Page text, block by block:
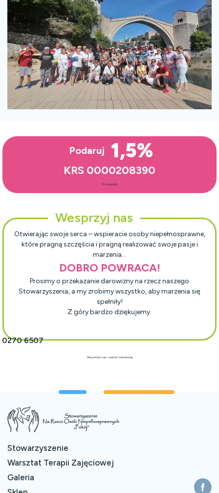
Podaruj 1,5%
KRS 0000208390
Szczegóły
Wesprzyj nas
Otwierając swoje serca – wspieracie osoby niepełnosprawne,
które pragną szczęścia i pragną realizować swoje pasje i
marzenia…
DOBRO POWRACA!
Prosimy o przekazanie darowizny na rzecz naszego
Stowarzyszenia, a my zrobimy wszystko, aby marzenia się
spełniły!
Z góry bardzo dziękujemy.
0270 6507
Wspomóż nas i wpłać darowiznę
Stowarzyszenie
Warsztat Terapii Zajęciowej
Galeria